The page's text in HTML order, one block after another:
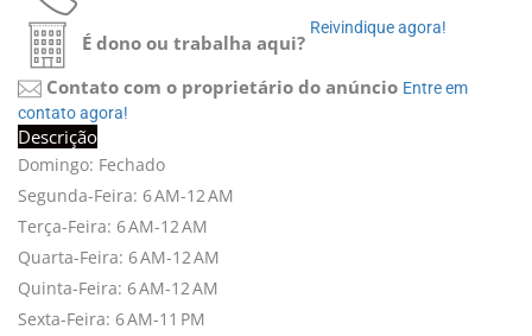
É dono ou trabalha aqui?
Reivindique agora!
Contato com o proprietário do anúncio Entre em
contato agora!
Descrição
Domingo: Fechado
Segunda-Feira: 6 AM-12 AM
Terça-Feira: 6 AM-12 AM
Quarta-Feira: 6 AM-12 AM
Quinta-Feira: 6 AM-12 AM
Sexta-Feira: 6 AM-11 PM